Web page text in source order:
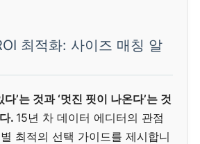
최적화: 사이즈 매칭 알
’는 것과 ‘멋진 핏이 나온다’는 것
. 15년 차 데이터 에디터의 관점
최적의 선택 가이드를 제시합니